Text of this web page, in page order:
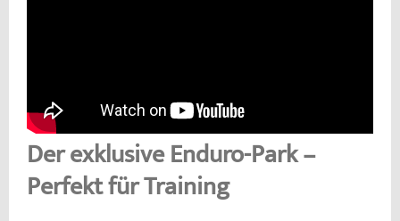
Der exklusive Enduro-Park –
Perfekt für Training